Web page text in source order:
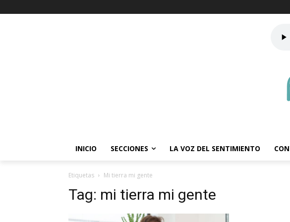
INICIO SECCIONES LA VOZ DEL SENTIMIENTO
Etiquetas Mi tierra mi gente
Tag: mi tierra mi gente